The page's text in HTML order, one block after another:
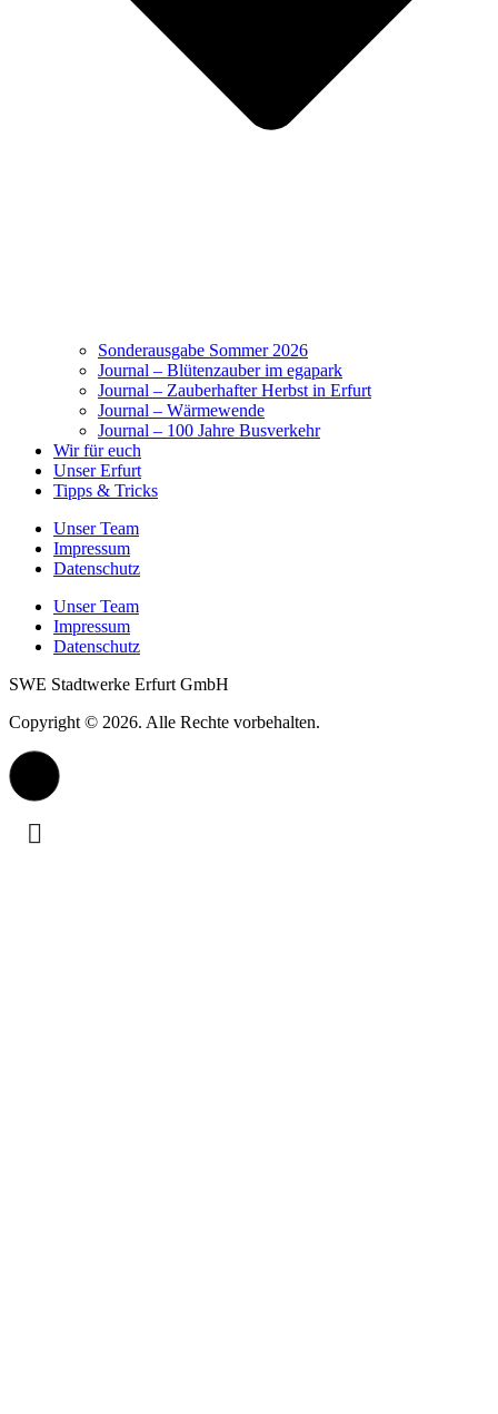
Sonderausgabe Sommer 2026
Journal – Blütenzauber im egapark
Journal – Zauberhafter Herbst in Erfurt
Journal – Wärmewende
Journal – 100 Jahre Busverkehr
Wir für euch
Unser Erfurt
Tipps & Tricks
Unser Team
Impressum
Datenschutz
Unser Team
Impressum
Datenschutz
SWE Stadtwerke Erfurt GmbH
Copyright © 2026. Alle Rechte vorbehalten.